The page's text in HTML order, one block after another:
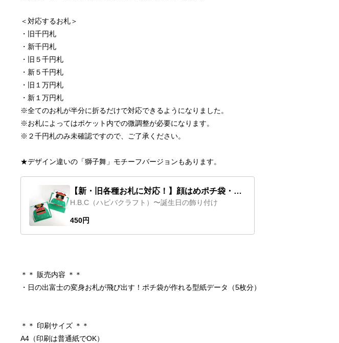
＜対応するお札＞
・旧千円札
・新千円札
・旧５千円札
・新５千円札
・旧１万円札
・新１万円札
※全てのお札が半分に折るだけで対応できるようになりました。
※お札によってはポケット内での微調整が必要になります。
※２千円札のみ未確認ですので、ご了承ください。
★デザイン違いの「獅子舞」モチーフバージョンもあります。
【新・旧各種お札に対応！】顔はめポチ袋・獅
子舞から顔はめお札が飛び出す！ポチ袋が作れ
る型紙（ダウンロード版）
H.B.C（ハピバクラフト）〜誕生日の飾り付け
450円
＊＊ 販売内容 ＊＊
・日の出富士の変身お札が飛び出す！ポチ袋が作れる型紙データ（5枚分）
＊＊ 印刷サイズ ＊＊
A4（印刷は普通紙でOK）